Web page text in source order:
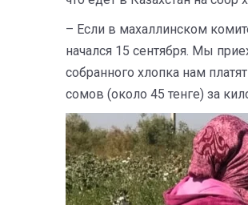
– Если в махаллинском
начался 15 сентября. Мы
собранного хлопка нам
сомов (около 45 тенге) за